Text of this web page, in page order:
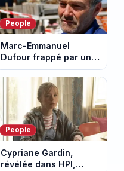
People
Marc-Emmanuel
Dufour frappé par un
terrible incendie : son
chalet part en fumée
People
Cypriane Gardin,
révélée dans HPI,